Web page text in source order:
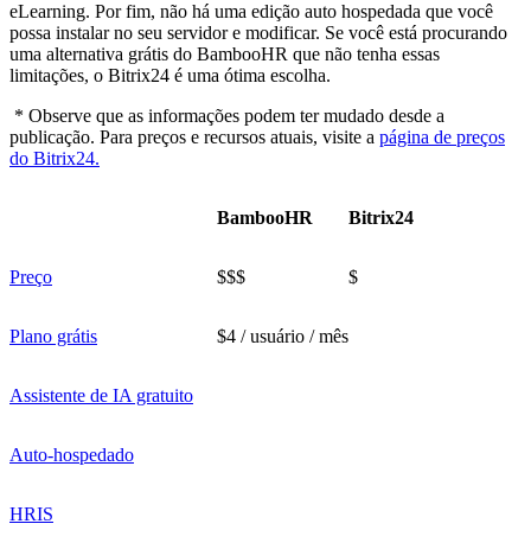
eLearning. Por fim, não há uma edição auto hospedada que você
possa instalar no seu servidor e modificar. Se você está procurando
uma alternativa grátis do BambooHR que não tenha essas
limitações, o Bitrix24 é uma ótima escolha.
* Observe que as informações podem ter mudado desde a
publicação. Para preços e recursos atuais, visite a página de preços
do Bitrix24.
BambooHR Bitrix24
Preço $$$ $
Plano grátis $4 / usuário / mês
Assistente de IA gratuito
Auto-hospedado
HRIS